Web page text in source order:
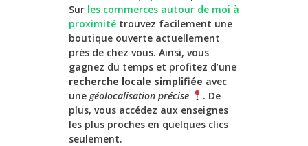
Sur les commerces autour de moi à
proximité trouvez facilement une
boutique ouverte actuellement
près de chez vous. Ainsi, vous
gagnez du temps et profitez d’une
recherche locale simplifiée avec
une géolocalisation précise
. De
plus, vous accédez aux enseignes
les plus proches en quelques clics
seulement.